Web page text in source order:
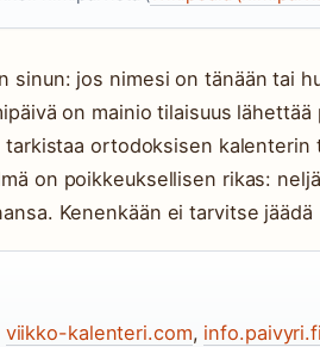
sinun: jos nimesi on tänään tai
on mainio tilaisuus
tarkistaa ortodoksisen kalenterin
on poikkeuksellisen rikas:
Kenenkään ei tarvitse jäädä
viikko-kalenteri.com,